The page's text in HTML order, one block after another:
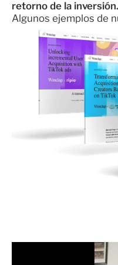
retorno de la inversión.
Algunos ejemplos de